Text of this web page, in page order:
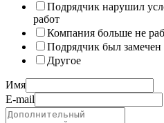
Подрядчик нарушил
работ
Компания больше не
Подрядчик был
Другое
Имя
E-mail